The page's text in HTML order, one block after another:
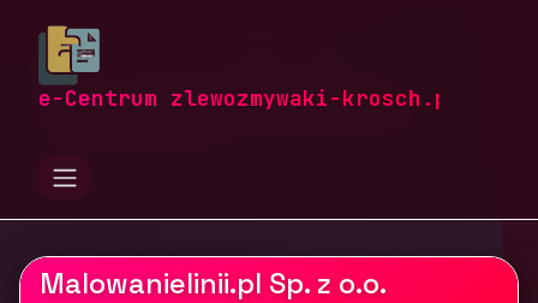
e-Centrum zlewozmywaki-krosch.pl
zlewozmywaki-krosch.pl
Budownictwo i nieruchomości
Wykończenia, stolarka i projektowanie
Malowanielinii.pl Sp. z o.o.